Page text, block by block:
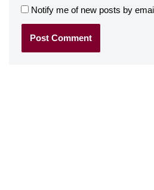
Notify me of new posts by